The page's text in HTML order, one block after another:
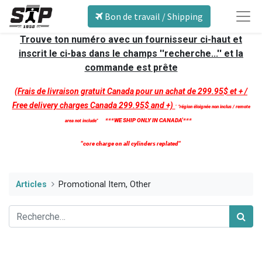
Bon de travail / Shipping
Trouve ton numéro avec un fournisseur ci-haut et
inscrit le ci-bas dans le champs ''recherche...'' et la
commande est prête
(Frais de livraison gratuit Canada pour un achat de 299.95$ et + /
Free delivery charges Canada 299.95$ and +) ' ''région éloignée non inclus / remote
area not include'' ***WE SHIP ONLY IN CANADA'***
''core charge on all cylinders replated''
Articles Promotional Item, Other